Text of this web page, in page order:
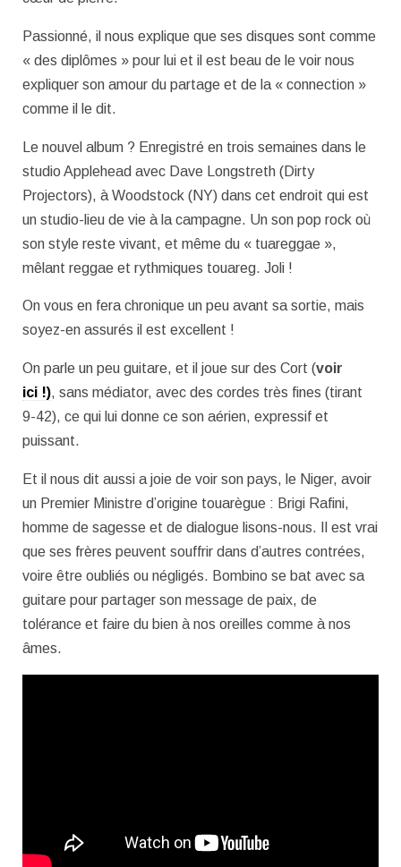
Passionné, il nous explique que ses disques sont comme
« des diplômes » pour lui et il est beau de le voir nous
expliquer son amour du partage et de la « connection »
comme il le dit.
Le nouvel album ? Enregistré en trois semaines dans le
studio Applehead avec Dave Longstreth (Dirty
Projectors), à Woodstock (NY) dans cet endroit qui est
un studio-lieu de vie à la campagne. Un son pop rock où
son style reste vivant, et même du « tuareggae »,
mêlant reggae et rythmiques touareg. Joli !
On vous en fera chronique un peu avant sa sortie, mais
soyez-en assurés il est excellent !
On parle un peu guitare, et il joue sur des Cort (voir
ici !), sans médiator, avec des cordes très fines (tirant
9-42), ce qui lui donne ce son aérien, expressif et
puissant.
Et il nous dit aussi a joie de voir son pays, le Niger, avoir
un Premier Ministre d’origine touarègue : Brigi Rafini,
homme de sagesse et de dialogue lisons-nous. Il est vrai
que ses frères peuvent souffrir dans d’autres contrées,
voire être oubliés ou négligés. Bombino se bat avec sa
guitare pour partager son message de paix, de
tolérance et faire du bien à nos oreilles comme à nos
âmes.